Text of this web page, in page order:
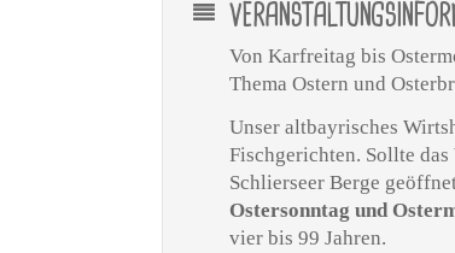
Von Karfreitag bis
Thema Ostern und
Unser altbayrisches
Fischgerichten. Sollte
Schlierseer Berge
Ostersonntag und
vier bis 99 Jahren.